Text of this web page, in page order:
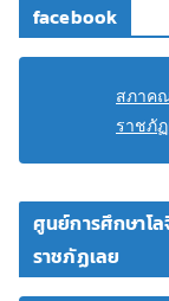
facebook
สภาค
ราชภัฏ
ศูนย์การศึกษาโ
ราชภัฏเลย